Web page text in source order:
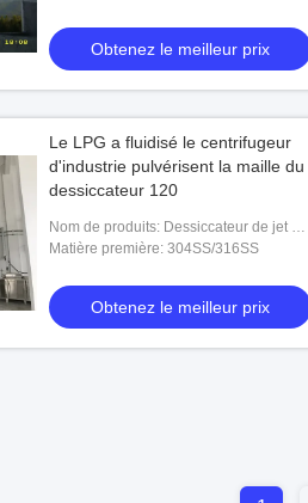
séchage
Obtenez le meilleur prix
Le LPG a fluidisé le centrifugeur
d'industrie pulvérisent la maille du
dessiccateur 120
Nom de produits: Dessiccateur de jet de
LPG pour la poudre de nourriture
Matière première: 304SS/316SS
Obtenez le meilleur prix